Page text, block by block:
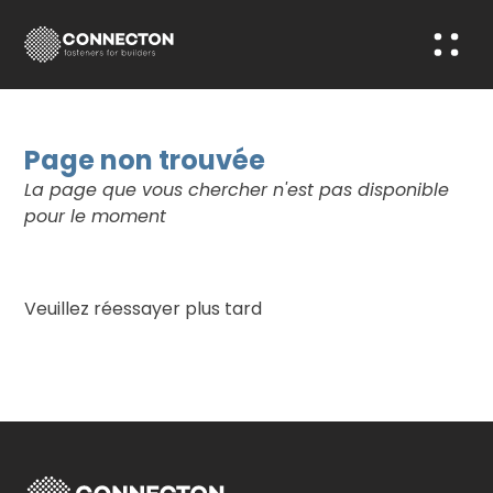
Page non trouvée
La page que vous chercher n'est pas disponible
pour le moment
Veuillez réessayer plus tard